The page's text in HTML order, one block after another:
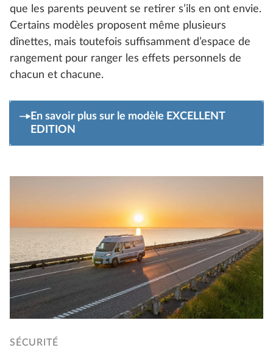
que les parents peuvent se retirer s’ils en ont envie.
Certains modèles proposent même plusieurs
dînettes, mais toutefois suffisamment d’espace de
rangement pour ranger les effets personnels de
chacun et chacune.
En savoir plus sur le modèle EXCELLENT
EDITION
SÉCURITÉ